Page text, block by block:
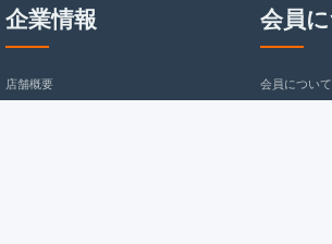
企業情報
店舗概要
会員
会員について